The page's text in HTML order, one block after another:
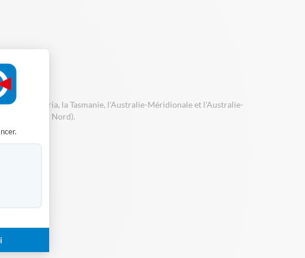
: Personnalisez vos Options
le Victoria, la Tasmanie, l'Australie-Méridionale et l'Australie-
Territoire du Nord).